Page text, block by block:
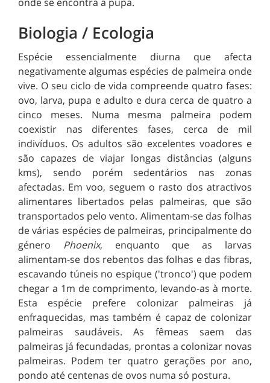
Biologia / Ecologia
Espécie essencialmente diurna que afecta
negativamente algumas espécies de palmeira onde
vive. O seu ciclo de vida compreende quatro fases:
ovo, larva, pupa e adulto e dura cerca de quatro a
cinco meses. Numa mesma palmeira podem
coexistir nas diferentes fases, cerca de mil
indivíduos. Os adultos são excelentes voadores e
são capazes de viajar longas distâncias (alguns
kms), sendo porém sedentários nas zonas
afectadas. Em voo, seguem o rasto dos atractivos
alimentares libertados pelas palmeiras, que são
transportados pelo vento. Alimentam-se das folhas
de várias espécies de palmeiras, principalmente do
género Phoenix, enquanto que as larvas
alimentam-se dos rebentos das folhas e das fibras,
escavando túneis no espique ('tronco') que podem
chegar a 1m de comprimento, levando-as à morte.
Esta espécie prefere colonizar palmeiras já
enfraquecidas, mas também é capaz de colonizar
palmeiras saudáveis. As fêmeas saem das
palmeiras já fecundadas, prontas a colonizar novas
palmeiras. Podem ter quatro gerações por ano,
pondo até centenas de ovos numa só postura.